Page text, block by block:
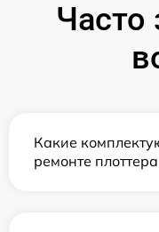
Часто
Какие
ремонте